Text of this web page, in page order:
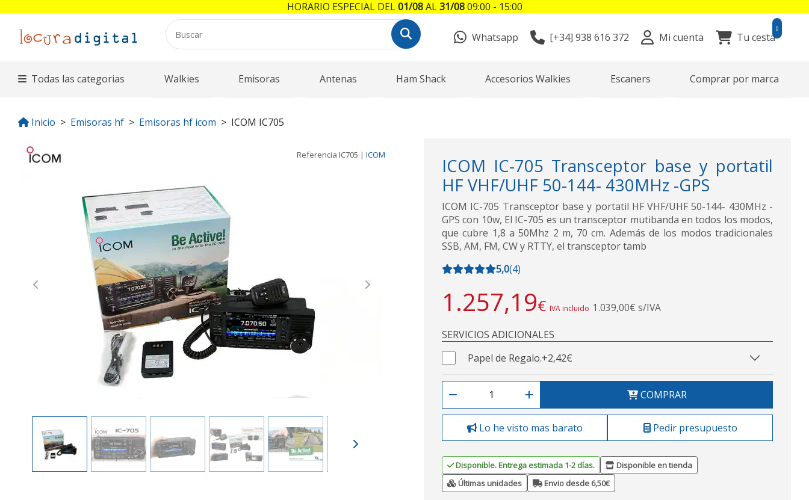
Whatsapp [+34] 938 616 372 Mi cuenta Tu cesta
0
Todas las categorias Walkies Emisoras Antenas Ham Shack Accesorios Walkies Escaners Comprar por marca
Inicio Emisoras hf Emisoras hf icom ICOM IC705
Referencia IC705 | ICOM
Previous Next
ICOM IC-705 Transceptor base y portatil
HF VHF/UHF 50-144- 430MHz -GPS
ICOM IC-705 Transceptor base y portatil HF VHF/UHF 50-144- 430MHz -
GPS con 10w, El IC-705 es un transceptor mutibanda en todos los modos,
que cubre 1,8 a 50Mhz 2 m, 70 cm. Además de los modos tradicionales
SSB, AM, FM, CW y RTTY, el transceptor tamb
5,0(4)
1.257,19€ IVA incluido 1.039,00€ s/IVA
SERVICIOS ADICIONALES
Papel de Regalo.+2,42€
COMPRAR
Lo he visto mas barato Pedir presupuesto
Disponible. Entrega estimada 1-2 días.
Disponible en tienda
Últimas unidades
Envio desde 6,50€
HORARIO ESPECIAL DEL01/08AL31/0809:00 - 15:00